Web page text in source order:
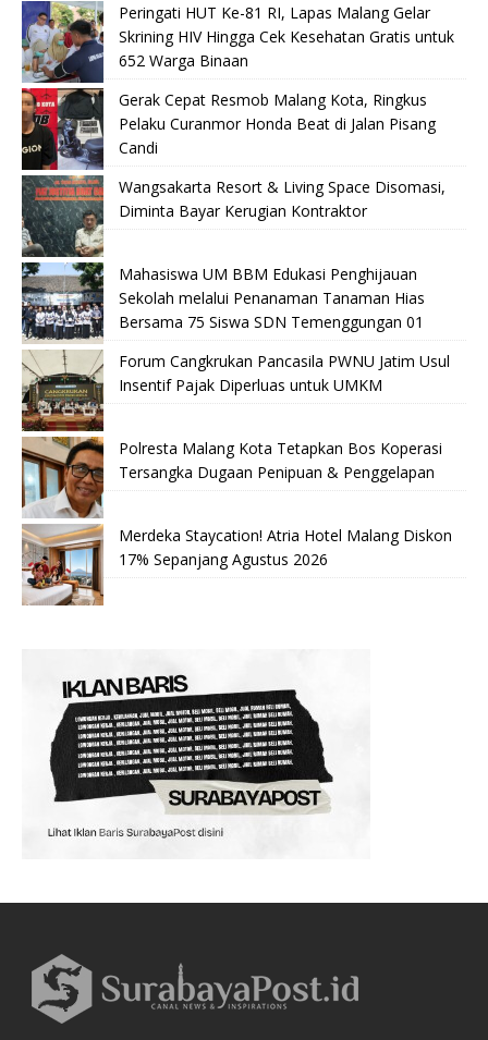
Peringati HUT Ke-81 RI, Lapas Malang Gelar
Skrining HIV Hingga Cek Kesehatan Gratis untuk
652 Warga Binaan
Gerak Cepat Resmob Malang Kota, Ringkus
Pelaku Curanmor Honda Beat di Jalan Pisang
Candi
Wangsakarta Resort & Living Space Disomasi,
Diminta Bayar Kerugian Kontraktor
Mahasiswa UM BBM Edukasi Penghijauan
Sekolah melalui Penanaman Tanaman Hias
Bersama 75 Siswa SDN Temenggungan 01
Forum Cangkrukan Pancasila PWNU Jatim Usul
Insentif Pajak Diperluas untuk UMKM
Polresta Malang Kota Tetapkan Bos Koperasi
Tersangka Dugaan Penipuan & Penggelapan
Merdeka Staycation! Atria Hotel Malang Diskon
17% Sepanjang Agustus 2026